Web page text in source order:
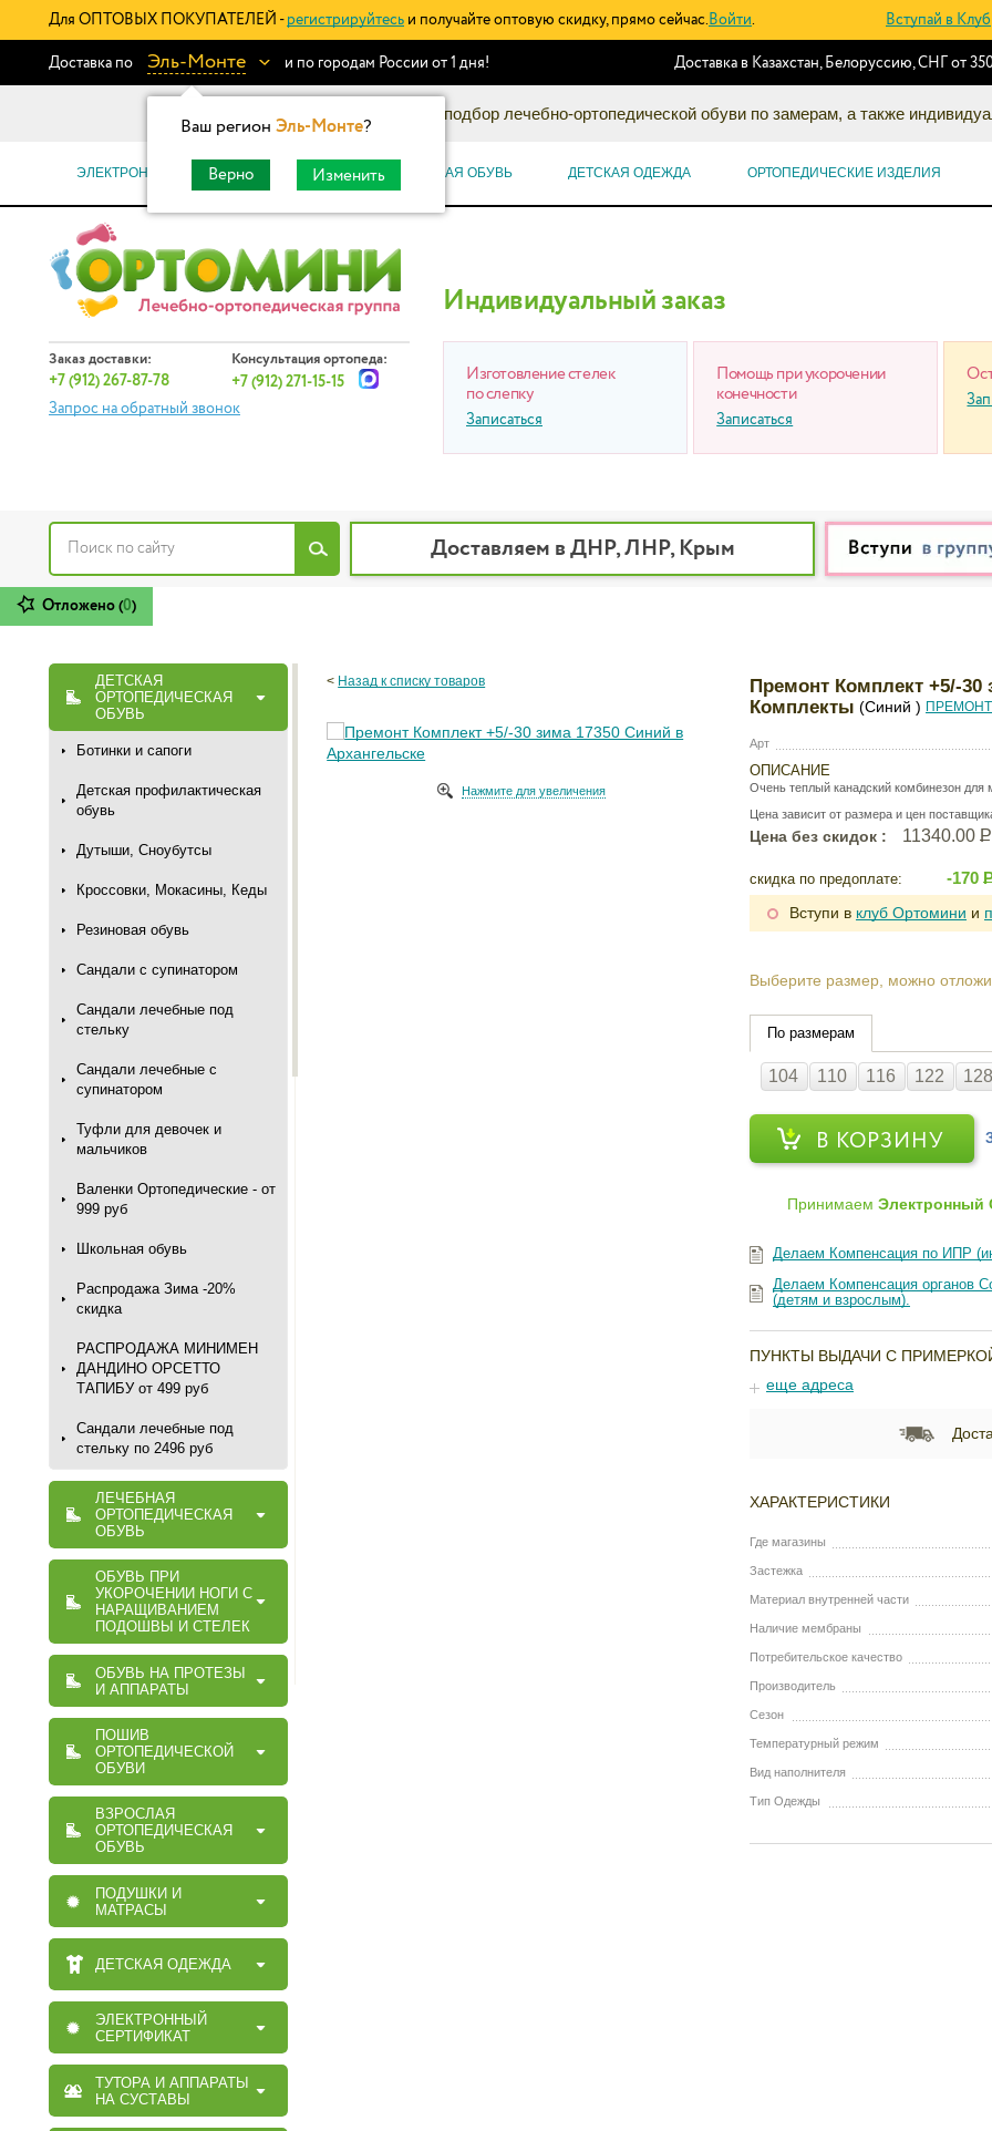
Для ОПТОВЫХ ПОКУПАТЕЛЕЙ - регистрируйтесь и получайте оптовую скидку, прямо сейчас.Войти. Вступай в Клуб
Доставка по Эль-Монте
Ваш регион Эль-Монте?
Верно Изменить
и по городам России от 1 дня! Доставка в Казахстан, Белоруссию, СНГ от
Информационный каталог: подбор лечебно-ортопедической обуви по замерам, а также
ЭЛЕКТРОННЫЕ СЕРТИФИКАТЫ ОРТОПЕДИЧЕСКАЯ ОБУВЬ ДЕТСКАЯ ОДЕЖДА ОРТОПЕДИЧЕСКИЕ ИЗДЕЛИЯ
Заказ доставки:
+7 (912) 267-87-78
Консультация ортопеда:
+7 (912) 271-15-15
Запрос на обратный звонок
Индивидуальный заказ
Изготовление стелек
по слепку
Записаться
Помощь при укорочении
конечности
Записаться
Доставляем в ДНР, ЛНР, Крым
Отложено (0)
ДЕТСКАЯ
ОРТОПЕДИЧЕСКАЯ
ОБУВЬ
Ботинки и сапоги
Детская профилактическая
обувь
Дутыши, Сноубутсы
Кроссовки, Мокасины, Кеды
Резиновая обувь
Сандали с супинатором
Сандали лечебные под
стельку
Сандали лечебные с
супинатором
Туфли для девочек и
мальчиков
Валенки Ортопедические - от
999 руб
Школьная обувь
Распродажа Зима -20%
скидка
РАСПРОДАЖА МИНИМЕН
ДАНДИНО ОРСЕТТО
ТАПИБУ от 499 руб
Сандали лечебные под
стельку по 2496 руб
ЛЕЧЕБНАЯ
ОРТОПЕДИЧЕСКАЯ
ОБУВЬ
ОБУВЬ ПРИ
УКОРОЧЕНИИ НОГИ С
НАРАЩИВАНИЕМ
ПОДОШВЫ И СТЕЛЕК
ОБУВЬ НА ПРОТЕЗЫ
И АППАРАТЫ
ПОШИВ
ОРТОПЕДИЧЕСКОЙ
ОБУВИ
ВЗРОСЛАЯ
ОРТОПЕДИЧЕСКАЯ
ОБУВЬ
ПОДУШКИ И
МАТРАСЫ
ДЕТСКАЯ ОДЕЖДА
ЭЛЕКТРОННЫЙ
СЕРТИФИКАТ
ТУТОРА И АППАРАТЫ
НА СУСТАВЫ
< Назад к списку товаров
Нажмите для увеличения
Премонт Комплект +5/-30
Комплекты (Синий ) ПРЕМОНТ
Арт
ОПИСАНИЕ
Очень теплый канадский комбинезон
Цена зависит от размера и цен
Цена без скидок : 11340.00Р
скидка по предоплате: -170
Вступи в клуб Ортомини и
Выберите размер, можно
По размерам
104 110 116 122
В КОРЗИНУ
ПринимаемЭлектронный
Делаем Компенсация по ИПР
Делаем Компенсация органов
(детям и взрослым).
ПУНКТЫ ВЫДАЧИ С
еще адреса
ХАРАКТЕРИСТИКИ
Где магазины
Застежка
Материал внутренней части
Наличие мембраны
Потребительское качество
Производитель
Сезон
Температурный режим
Вид наполнителя
Тип Одежды